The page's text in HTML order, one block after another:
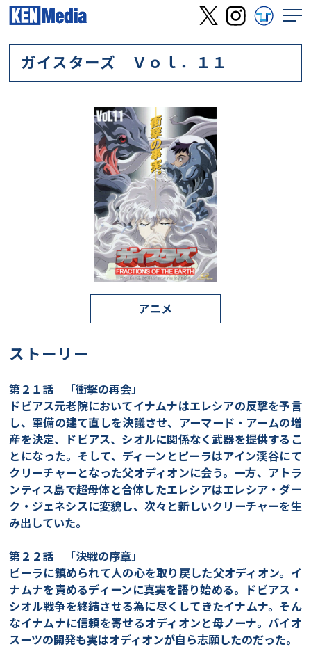
ガイスターズ Ｖｏｌ．１１
アニメ
ストーリー
第２１話 「衝撃の再会」
ドビアス元老院においてイナムナはエレシアの反撃を予言
し、軍備の建て直しを決議させ、アーマード・アームの増
産を決定、ドビアス、シオルに関係なく武器を提供するこ
とになった。そして、ディーンとピーラはアイン渓谷にて
クリーチャーとなった父オディオンに会う。一方、アトラ
ンティス島で超母体と合体したエレシアはエレシア・ダー
ク・ジェネシスに変貌し、次々と新しいクリーチャーを生
み出していた。
第２２話 「決戦の序章」
ピーラに鎮められて人の心を取り戻した父オディオン。イ
ナムナを責めるディーンに真実を語り始める。ドビアス・
シオル戦争を終結させる為に尽くしてきたイナムナ。そん
なイナムナに信頼を寄せるオディオンと母ノーナ。バイオ
スーツの開発も実はオディオンが自ら志願したのだった。